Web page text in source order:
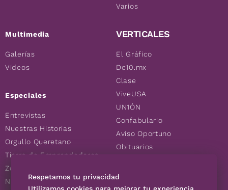
Multimedia
Galerías
Videos
Especiales
Entrevistas
Nuestras Historias
Orgullo Queretano
Tierra de Emprendedores
Zoociales
Nuevos Queretanos
Varios
VERTICALES
El Gráfico
De10.mx
Clase
ViveUSA
UN1ÓN
Confabulario
Aviso Oportuno
Obituarios
Consultas
Respetamos tu privacidad